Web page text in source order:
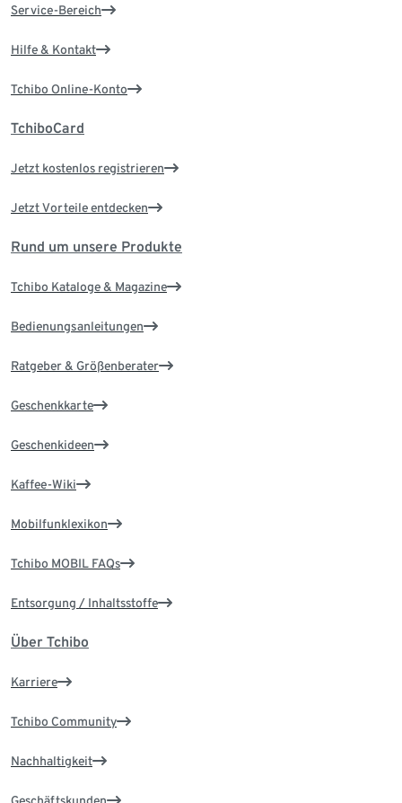
Service-Bereich
Hilfe & Kontakt
Tchibo Online-Konto
TchiboCard
Jetzt kostenlos registrieren
Jetzt Vorteile entdecken
Rund um unsere Produkte
Tchibo Kataloge & Magazine
Bedienungsanleitungen
Ratgeber & Größenberater
Geschenkkarte
Geschenkideen
Kaffee-Wiki
Mobilfunklexikon
Tchibo MOBIL FAQs
Entsorgung / Inhaltsstoffe
Über Tchibo
Karriere
Tchibo Community
Nachhaltigkeit